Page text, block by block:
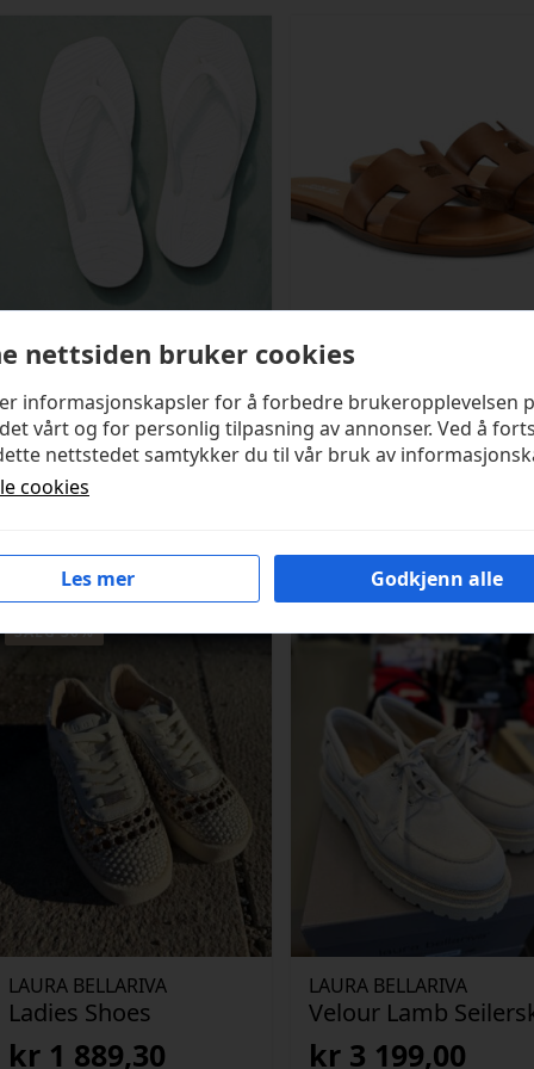
SLEEPERS
Tapered White
kr499,00
SHOE BIZ COPENHAGEN
Seattle Sandal
kr1 399,00
SALG 30%
LAURA BELLARIVA
Ladies Shoes
kr 1 889,30
LAURA BELLARIVA
Velour Lamb
kr 3 199,00
nettsiden bruker cookies
informasjonskapsler for å forbedre brukeropplevelsen
vårt og for personlig tilpasning av annonser. Ved å
nettstedet samtykker du til vår bruk av
cookies
Les mer Godkjenn alle